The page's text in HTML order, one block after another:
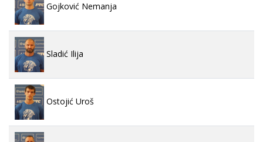
Gojković Nemanja
Sladić Ilija
Ostojić Uroš